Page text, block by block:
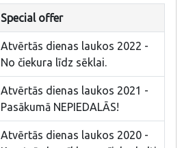
Special offer
Atvērtās dienas laukos 2022 -
No čiekura līdz sēklai.
Atvērtās dienas laukos 2021 -
Pasākumā NEPIEDALĀS!
Atvērtās dienas laukos 2020 -